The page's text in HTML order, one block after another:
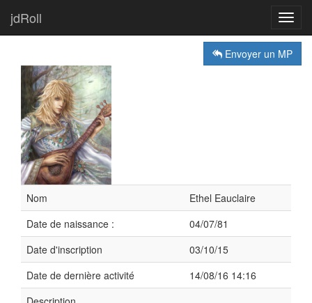
jdRoll
Envoyer un MP
Nom
Ethel Eauclaire
Date de naissance :
04/07/81
Date d'inscription
03/10/15
Date de dernière activité
14/08/16 14:16